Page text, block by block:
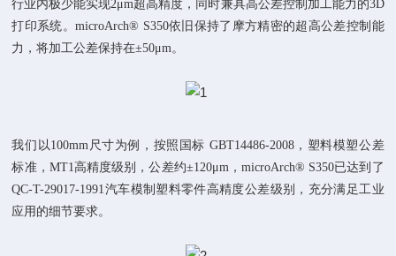
行业内极少能实现2μm超高精度，同时兼具高公差控制加工能力的3D
打印系统。microArch® S350依旧保持了摩方精密的超高公差控制能
力，将加工公差保持在±50μm。
我们以100mm尺寸为例，按照国标 GBT14486-2008，塑料模塑公差
标准，MT1高精度级别，公差约±120μm，microArch® S350已达到了
QC-T-29017-1991汽车模制塑料零件高精度公差级别，充分满足工业
应用的细节要求。